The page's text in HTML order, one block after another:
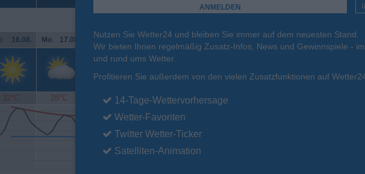
. 16.08. Mo. 17.08. Di . 18.08. Mi . 19.08. Do . 20.08. Fr. 21.08. Sa. 22.08.
32°C 28°C 27°C 24°C 24°C
Nutzen Sie Wetter24 und bleiben Sie immer auf dem neuesten Stand.
Wir bieten Ihnen regelmäßig Zusatz-Infos, News und Gewinnspiele -
und rund ums Wetter.
Profitieren Sie außerdem von den vielen Zusatzfunktionen auf
14-Tage-Wettervorhersage
Wetter-Favoriten
Twitter Wetter-Ticker
Satelliten-Animation